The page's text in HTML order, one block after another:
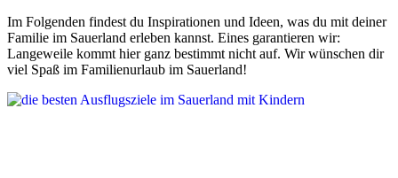
Im Folgenden findest du Inspirationen und Ideen, was du mit deiner
Familie im Sauerland erleben kannst. Eines garantieren wir:
Langeweile kommt hier ganz bestimmt nicht auf. Wir wünschen dir
viel Spaß im Familienurlaub im Sauerland!